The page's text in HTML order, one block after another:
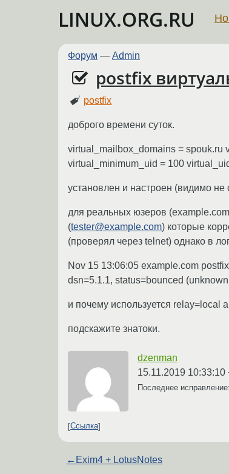
LINUX.ORG.RU
Форум — Admin
postfix
postfix
доброго времени суток.
virtual_mailbox_domains = spouk.ru
virtual_minimum_uid = 100
установлен и настроен (видимо
для реальных юзеров
(tester@example.com) которые
(проверял через telnet) однако в
Nov 15 13:06:05 example.com
dsn=5.1.1, status=bounced
и почему используется relay=local
подскажите знатоки.
dzenman
15.11.2019 10:33:10
Последнее
Ссылка
← Exim4 + LotusNotes